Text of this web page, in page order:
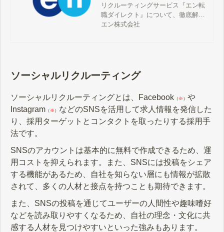
リクルーティングサービス『エン転
職ダイレクト』について、徹底解説
します。特長や強みは？料金形態
エン株式会社
ソーシャルリクルーティング
ソーシャルリクルーティングとは、Facebook （ ※ ） や
Instagram （ ※ ） などのSNSを活用して求人情報を発信した
り、採用ターゲットとコンタクトを取ったりする採用手
法です。
SNSのアカウントは基本的に無料で作成できるため、運
用コストを抑えられます。また、SNSには投稿をシェア
する機能があるため、自社を知らない層にも情報が拡散
されて、多くの人材と接点を持つことも期待できます。
また、SNSの投稿を通じてユーザーの人間性や趣味嗜好
などを読み取りやすくなるため、自社の理念・文化に共
感する人材を見つけやすいといった強みもあります。